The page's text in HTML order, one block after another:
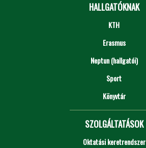
HALLGATÓKNAK
KTH
Erasmus
Neptun (hallgatói)
Sport
Könyvtár
SZOLGÁLTATÁSOK
Oktatási keretrendszer